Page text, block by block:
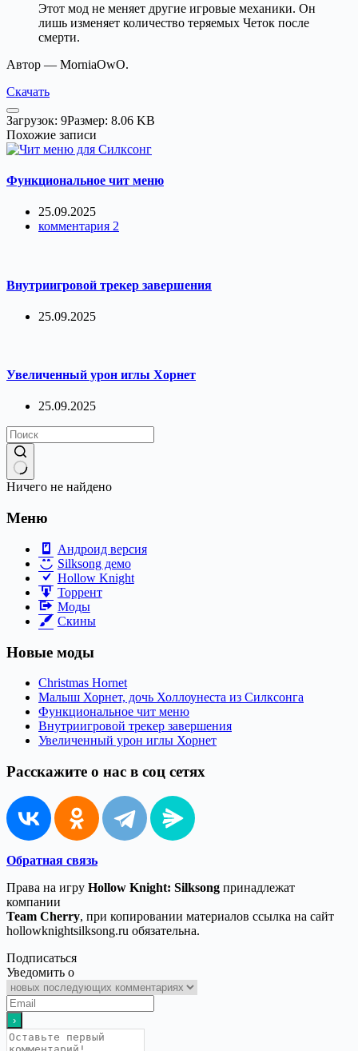
Этот мод не меняет другие игровые механики. Он
лишь изменяет количество теряемых Четок после
смерти.
Автор — MorniaOwO.
Скачать
Загрузок: 9Размер: 8.06 KB
Похожие записи
Функциональное чит меню
25.09.2025
комментария 2
Внутриигровой трекер завершения
25.09.2025
Увеличенный урон иглы Хорнет
25.09.2025
Ничего не найдено
Меню
Андроид версия
Silksong демо
Hollow Knight
Торрент
Моды
Скины
Новые моды
Christmas Hornet
Малыш Хорнет, дочь Холлоунеста из Силксонга
Функциональное чит меню
Внутриигровой трекер завершения
Увеличенный урон иглы Хорнет
Расскажите о нас в соц сетях
Обратная связь
Права на игру Hollow Knight: Silksong принадлежат
компании
Team Cherry, при копировании материалов ссылка на сайт
hollowknightsilksong.ru обязательна.
Подписаться
Уведомить о